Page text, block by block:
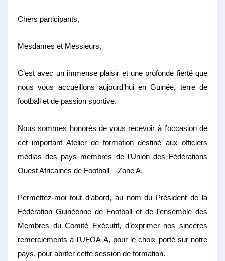
Chers participants,
Mesdames et Messieurs,
C’est avec un immense plaisir et une profonde fierté que
nous vous accueillons aujourd’hui en Guinée, terre de
football et de passion sportive.
Nous sommes honorés de vous recevoir à l’occasion de
cet important Atelier de formation destiné aux officiers
médias des pays membres de l’Union des Fédérations
Ouest Africaines de Football – Zone A.
Permettez-moi tout d’abord, au nom du Président de la
Fédération Guinéenne de Football et de l’ensemble des
Membres du Comité Exécutif, d’exprimer nos sincères
remerciements à l’UFOA-A, pour le choix porté sur notre
pays, pour abriter cette session de formation.